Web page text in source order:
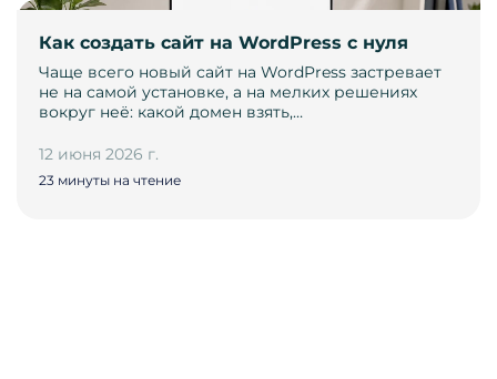
Как создать сайт на WordPress с нуля
Чаще всего новый сайт на WordPress застревает
не на самой установке, а на мелких решениях
вокруг неё: какой домен взять,…
12 июня 2026 г.
23 минуты на чтение